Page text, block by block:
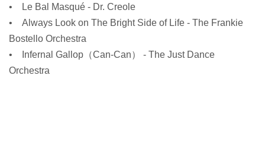
• Le Bal Masqué - Dr. Creole
• Always Look on The Bright Side of Life - The Frankie
Bostello Orchestra
• Infernal Gallop（Can-Can） - The Just Dance
Orchestra